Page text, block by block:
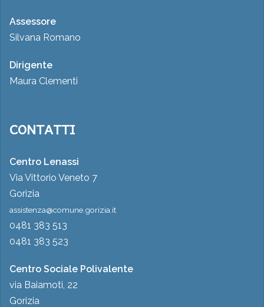
Assessore
Silvana Romano
Dirigente
Maura Clementi
CONTATTI
Centro Lenassi
Via Vittorio Veneto 7
Gorizia
assistenza@comune.gorizia.it
0481 383 513
0481 383 523
Centro Sociale Polivalente
via Baiamoti, 22
Gorizia